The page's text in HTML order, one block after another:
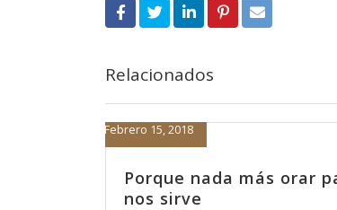
Relacionados
Porque nada más orar
nos sirve
Febrero 15, 2018